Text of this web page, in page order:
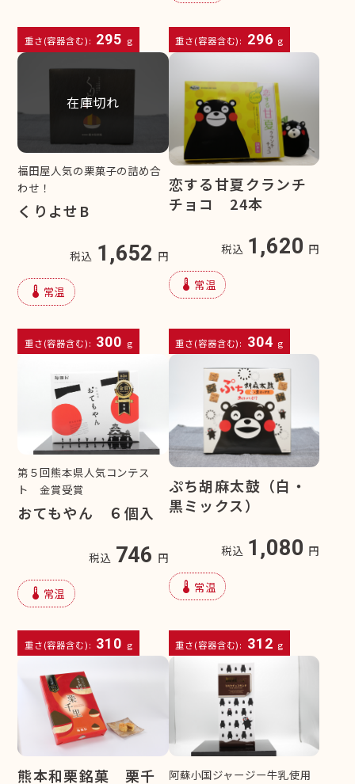
重さ(容器含む): 295 g 重さ(容器含む): 296 g
在庫切れ
福田屋人気の栗菓子の詰め合
わせ！
くりよせB
税込 1,652 円
device_thermostat 常温
重さ(容器含む): 300 g
恋する甘夏クランチ
チョコ 24本
税込 1,620 円
device_thermostat 常温
重さ(容器含む): 304 g
第５回熊本県人気コンテス
ト 金賞受賞
おてもやん ６個入
税込 746 円
device_thermostat 常温
重さ(容器含む): 310 g
ぷち胡麻太鼓（白・
黒ミックス）
税込 1,080 円
device_thermostat 常温
重さ(容器含む): 312 g
熊本和栗銘菓 栗千
阿蘇小国ジャージー牛乳使用